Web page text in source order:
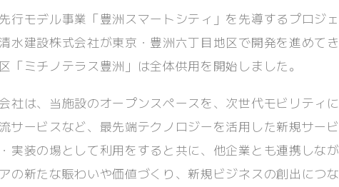
行モデル事業「豊洲スマートシティ」を先導するプロジェ
水建設株式会社が東京・豊洲六丁目地区で開発を進めてき
「ミチノテラス豊洲」は全体供用を開始しました。
社は、当施設のオープンスペースを、次世代モビリティに
サービスなど、最先端テクノロジーを活用した新規サービ
実装の場として利用をすると共に、他企業とも連携しなが
の新たな賑わいや価値づくり、新規ビジネスの創出につな